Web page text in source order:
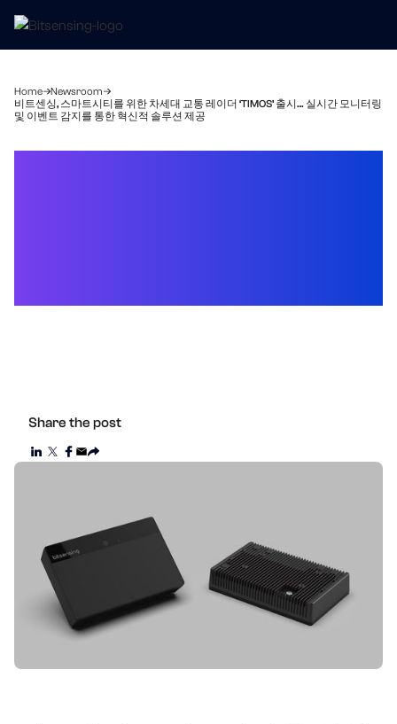
Home
Newsroom
비트센싱, 스마트시티를 위한 차세대 교통 레이더 ‘TIMOS’ 출시… 실시간 모니터링
및 이벤트 감지를 통한 혁신적 솔루션 제공
Share the post